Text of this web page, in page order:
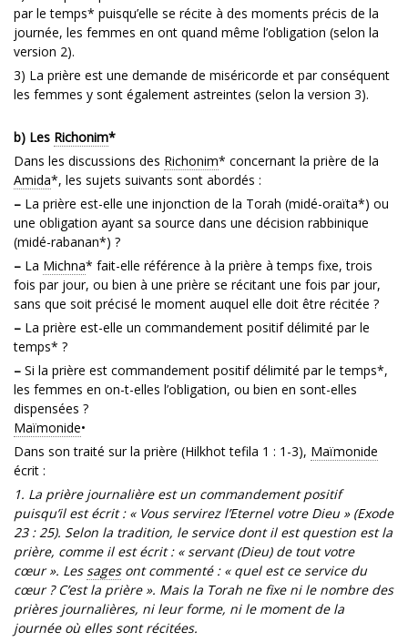
par le temps* puisqu’elle se récite à des moments précis de la
journée, les femmes en ont quand même l’obligation (selon la
version 2).
3) La prière est une demande de miséricorde et par conséquent
les femmes y sont également astreintes (selon la version 3).
b) Les Richonim*
Dans les discussions des Richonim* concernant la prière de la
Amida*, les sujets suivants sont abordés :
– La prière est-elle une injonction de la Torah (midé-oraïta*) ou
une obligation ayant sa source dans une décision rabbinique
(midé-rabanan*) ?
– La Michna* fait-elle référence à la prière à temps fixe, trois
fois par jour, ou bien à une prière se récitant une fois par jour,
sans que soit précisé le moment auquel elle doit être récitée ?
– La prière est-elle un commandement positif délimité par le
temps* ?
– Si la prière est commandement positif délimité par le temps*,
les femmes en on-t-elles l’obligation, ou bien en sont-elles
dispensées ?
Maïmonide•
Dans son traité sur la prière (Hilkhot tefila 1 : 1-3), Maïmonide
écrit :
1. La prière journalière est un commandement positif
puisqu’il est écrit : « Vous servirez l’Eternel votre Dieu » (Exode
23 : 25). Selon la tradition, le service dont il est question est la
prière, comme il est écrit : « servant (Dieu) de tout votre
cœur ». Lessagesont commenté : « quel est ce service du
cœur ? C’est la prière ». Mais la Torah ne fixe ni le nombre des
prières journalières, ni leur forme, ni le moment de la
journée où elles sont récitées.